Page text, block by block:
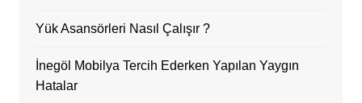
Yük Asansörleri Nasıl Çalışır ?
İnegöl Mobilya Tercih Ederken Yapılan Yaygın
Hatalar